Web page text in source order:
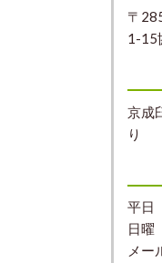
〒
1-15
京成
り
平日
日
メー